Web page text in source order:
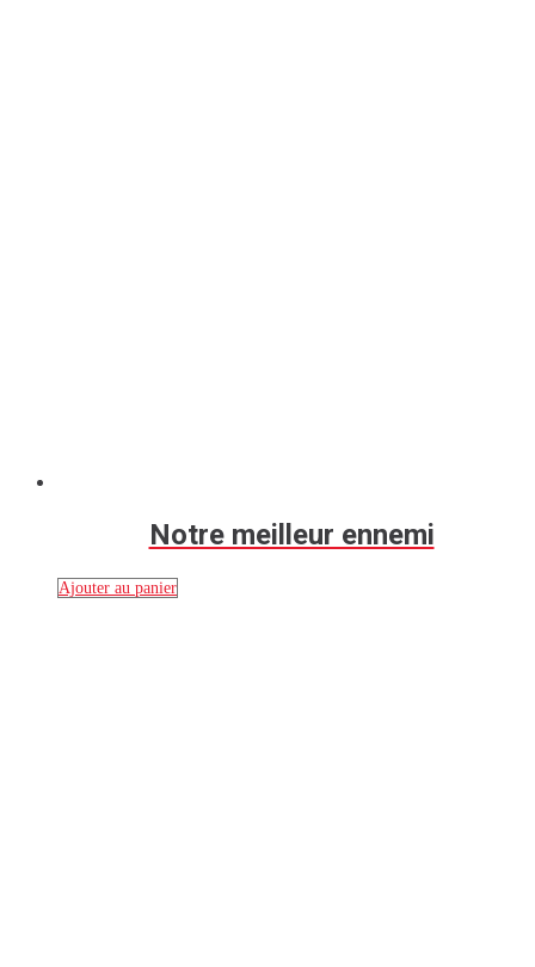
Notre meilleur ennemi
Ajouter au panier